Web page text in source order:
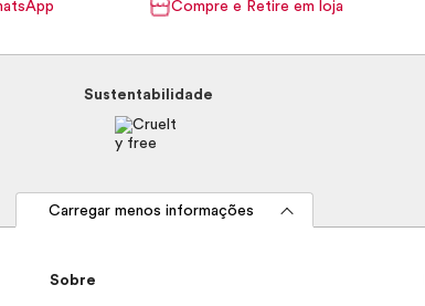
Compre e Retire em loja
Sustentabilidade
Carregar menos informações
Sobre